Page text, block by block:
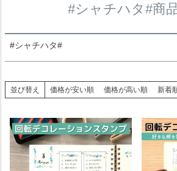
#シャチハタ#商
#シャチハタ#
検索
並び替え 価格が安い順 価格が高い順 新着